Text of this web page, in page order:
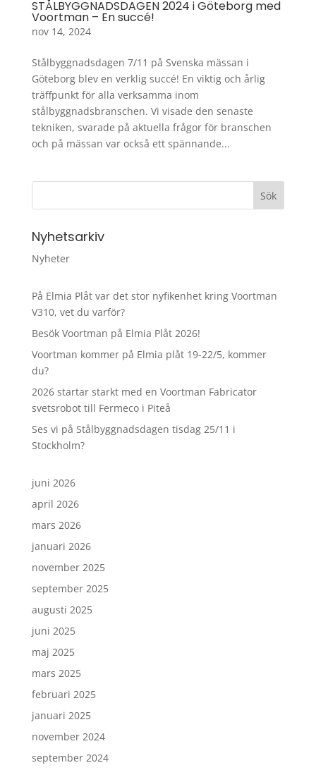
STÅLBYGGNADSDAGEN 2024 i Göteborg med
Voortman – En succé!
nov 14, 2024
Stålbyggnadsdagen 7/11 på Svenska mässan i
Göteborg blev en verklig succé! En viktig och årlig
träffpunkt för alla verksamma inom
stålbyggnadsbranschen. Vi visade den senaste
tekniken, svarade på aktuella frågor för branschen
och på mässan var också ett spännande...
Nyhetsarkiv
Nyheter
På Elmia Plåt var det stor nyfikenhet kring Voortman
V310, vet du varför?
Besök Voortman på Elmia Plåt 2026!
Voortman kommer på Elmia plåt 19-22/5, kommer
du?
2026 startar starkt med en Voortman Fabricator
svetsrobot till Fermeco i Piteå
Ses vi på Stålbyggnadsdagen tisdag 25/11 i
Stockholm?
juni 2026
april 2026
mars 2026
januari 2026
november 2025
september 2025
augusti 2025
juni 2025
maj 2025
mars 2025
februari 2025
januari 2025
november 2024
september 2024